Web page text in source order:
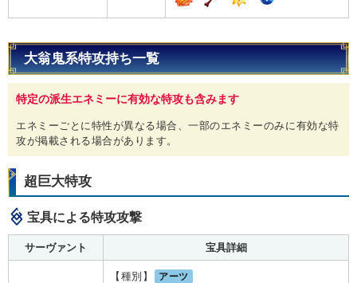
大翁鬼系特攻持ち一覧
特定の派生エネミーに有効な特攻も含みます
エネミーごとに特性が異なる場合、一部のエネミーのみに有効な特
攻が掲載される場合があります。
超巨大特攻
宝具による特攻攻撃
サーヴァント 宝具詳細
【種別】
アーツ